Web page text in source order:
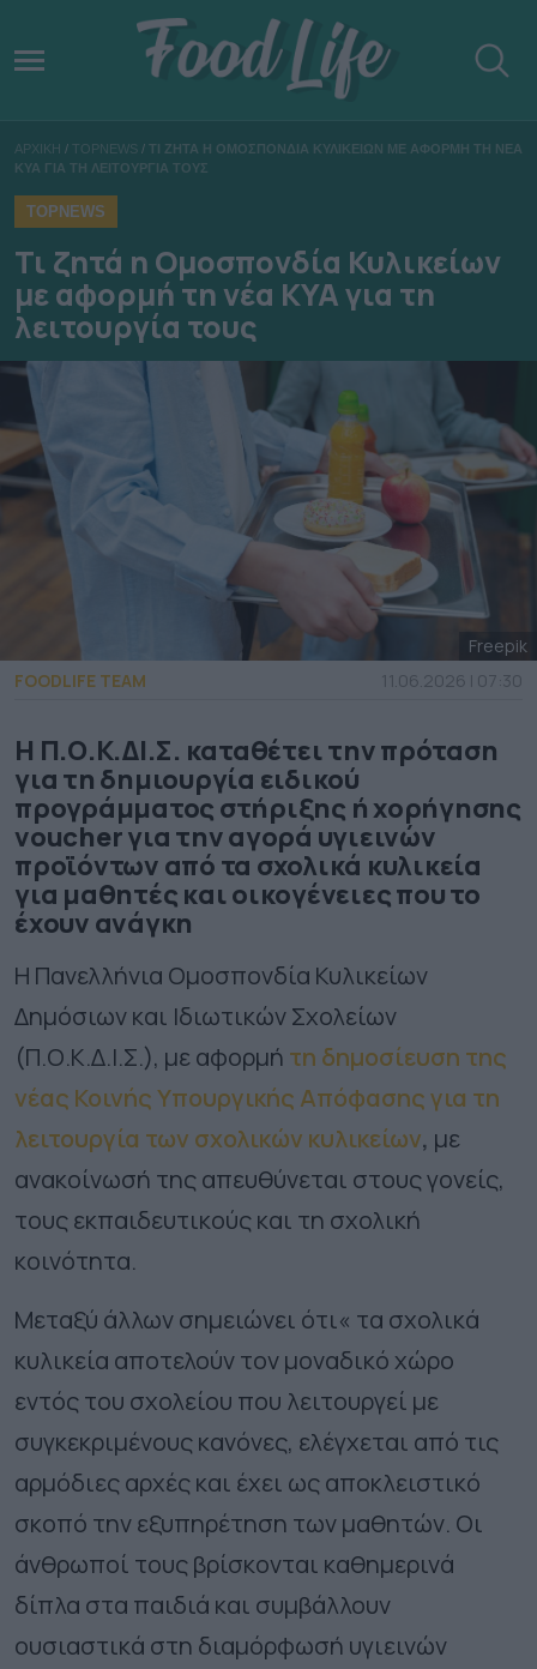
ΑΡΧΙΚΗ / TOPNEWS / ΤΙ ΖΗΤΑ Η ΟΜΟΣΠΟΝΔΙΑ ΚΥΛΙΚΕΙΩΝ ΜΕ ΑΦΟΡΜΗ ΤΗ ΝΕΑ
ΚΥΑ ΓΙΑ ΤΗ ΛΕΙΤΟΥΡΓΙΑ ΤΟΥΣ
TOPNEWS
Τι ζητά η Ομοσπονδία Κυλικείων
με αφορμή τη νέα ΚΥΑ για τη
λειτουργία τους
Freepik
FOODLIFE TEAM
11.06.2026 | 07:30
Η Π.Ο.Κ.ΔΙ.Σ. καταθέτει την πρόταση
για τη δημιουργία ειδικού
προγράμματος στήριξης ή χορήγησης
voucher για την αγορά υγιεινών
προϊόντων από τα σχολικά κυλικεία
για μαθητές και οικογένειες που το
έχουν ανάγκη
Η Πανελλήνια Ομοσπονδία Κυλικείων
Δημόσιων και Ιδιωτικών Σχολείων
(Π.Ο.Κ.Δ.Ι.Σ.), με αφορμή τη δημοσίευση της
νέας Κοινής Υπουργικής Απόφασης για τη
λειτουργία των σχολικών κυλικείων, με
ανακοίνωσή της απευθύνεται στους γονείς,
τους εκπαιδευτικούς και τη σχολική
κοινότητα.
Μεταξύ άλλων σημειώνει ότι« τα σχολικά
κυλικεία αποτελούν τον μοναδικό χώρο
εντός του σχολείου που λειτουργεί με
συγκεκριμένους κανόνες, ελέγχεται από τις
αρμόδιες αρχές και έχει ως αποκλειστικό
σκοπό την εξυπηρέτηση των μαθητών. Οι
άνθρωποί τους βρίσκονται καθημερινά
δίπλα στα παιδιά και συμβάλλουν
ουσιαστικά στη διαμόρφωσή υγιεινών